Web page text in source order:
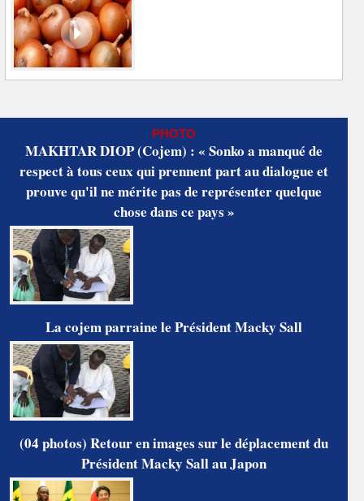
PHOTO
MAKHTAR DIOP (Cojem) : « Sonko a manqué de
respect à tous ceux qui prennent part au dialogue et
prouve qu'il ne mérite pas de représenter quelque
chose dans ce pays »
La cojem parraine le Président Macky Sall
(04 photos) Retour en images sur le déplacement du
Président Macky Sall au Japon